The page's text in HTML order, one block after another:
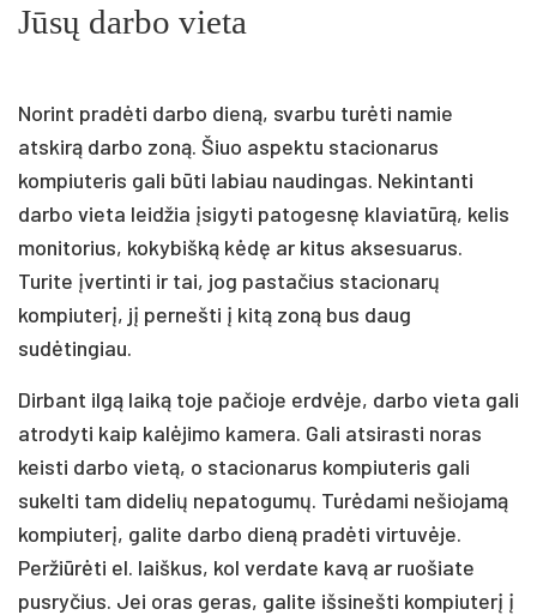
Jūsų darbo vieta
Norint pradėti darbo dieną, svarbu turėti namie
atskirą darbo zoną. Šiuo aspektu stacionarus
kompiuteris gali būti labiau naudingas. Nekintanti
darbo vieta leidžia įsigyti patogesnę klaviatūrą, kelis
monitorius, kokybišką kėdę ar kitus aksesuarus.
Turite įvertinti ir tai, jog pastačius stacionarų
kompiuterį, jį pernešti į kitą zoną bus daug
sudėtingiau.
Dirbant ilgą laiką toje pačioje erdvėje, darbo vieta gali
atrodyti kaip kalėjimo kamera. Gali atsirasti noras
keisti darbo vietą, o stacionarus kompiuteris gali
sukelti tam didelių nepatogumų. Turėdami nešiojamą
kompiuterį, galite darbo dieną pradėti virtuvėje.
Peržiūrėti el. laiškus, kol verdate kavą ar ruošiate
pusryčius. Jei oras geras, galite išsinešti kompiuterį į